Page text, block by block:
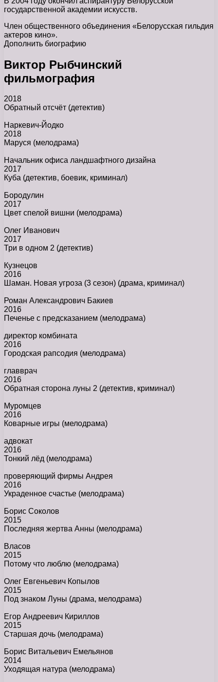
государственной академии искусств.
Член общественного объединения «Белорусская гильдия
актеров кино».
Дополнить биографию
Виктор Рыбчинский
фильмография
2018
Обратный отсчёт (детектив)
Наркевич-Йодко
2018
Маруся (мелодрама)
Начальник офиса ландшафтного дизайна
2017
Куба (детектив, боевик, криминал)
Бородулин
2017
Цвет спелой вишни (мелодрама)
Олег Иванович
2017
Три в одном 2 (детектив)
Кузнецов
2016
Шаман. Новая угроза (3 сезон) (драма, криминал)
Роман Александрович Бакиев
2016
Печенье с предсказанием (мелодрама)
директор комбината
2016
Городская рапсодия (мелодрама)
главврач
2016
Обратная сторона луны 2 (детектив, криминал)
Муромцев
2016
Коварные игры (мелодрама)
адвокат
2016
Тонкий лёд (мелодрама)
проверяющий фирмы Андрея
2016
Украденное счастье (мелодрама)
Борис Соколов
2015
Последняя жертва Анны (мелодрама)
Власов
2015
Потому что люблю (мелодрама)
Олег Евгеньевич Копылов
2015
Под знаком Луны (драма, мелодрама)
Егор Андреевич Кириллов
2015
Старшая дочь (мелодрама)
Борис Витальевич Емельянов
2014
Уходящая натура (мелодрама)